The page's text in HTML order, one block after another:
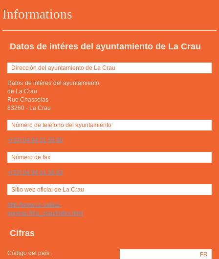
Informations
Datos de intéres del ayuntamiento de La Crau
Dirección del ayuntamiento de La Crau
Datos de intéres del ayuntamiento
de La Crau
Rue Chasselas
83260 - La Crau
Número de teléfono del ayuntamiento
+(33) 04 94 01 56 80
Número de fax
+(33) 04 94 01 56 83
Sitio web oficial de La Crau
http://www.cc-vallee-
gapeau.fr/la_crau/index.html
Cifras
Código del país : FR